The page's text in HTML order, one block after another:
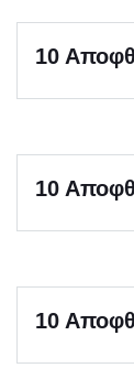
10
10
10